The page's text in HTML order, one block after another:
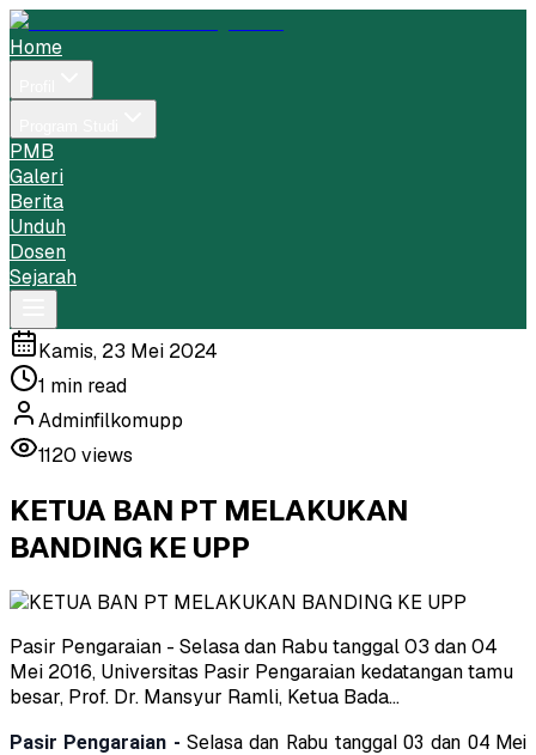
Home
PMB
Galeri
Berita
Unduh
Dosen
Sejarah
Kamis, 23 Mei 2024
1 min read
Adminfilkomupp
1120 views
KETUA BAN PT MELAKUKAN
BANDING KE UPP
Pasir Pengaraian - Selasa dan Rabu tanggal 03 dan 04
Mei 2016, Universitas Pasir Pengaraian kedatangan tamu
besar, Prof. Dr. Mansyur Ramli, Ketua Bada...
Pasir Pengaraian - Selasa dan Rabu tanggal 03 dan 04 Mei